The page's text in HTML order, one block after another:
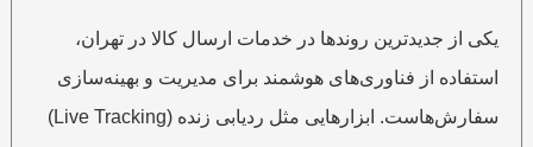
یکی از جدیدترین روندها در خدمات ارسال کالا در تهران،
استفاده از فناوری‌های هوشمند برای مدیریت و بهینه‌سازی
سفارش‌هاست. ابزارهایی مثل ردیابی زنده (Live Tracking)